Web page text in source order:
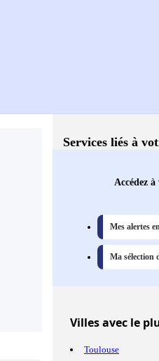
Services liés à
Accédez
Mes alertes
Ma sélection
Villesavec le
Toulouse